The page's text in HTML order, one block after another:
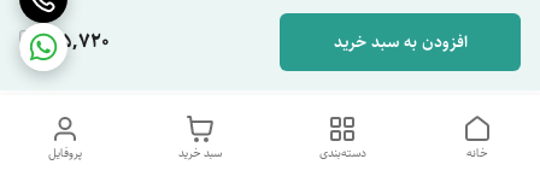
195,720 افزودن به سبد خرید
پروفایل سبد خرید دسته‌بندی خانه